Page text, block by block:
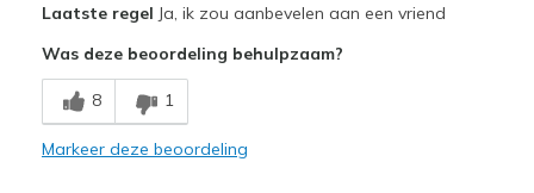
Comfortable
Durable
Laatste regel Ja, ik zou aanbevelen aan een vriend
Was deze beoordeling behulpzaam?
8 1
Markeer deze beoordeling